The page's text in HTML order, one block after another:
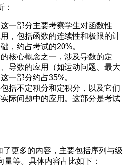
：
这一部分主要考察学生对函数性
，包括函数的连续性和极限的计
，约占考试的20%。
的核心概念之一，涉及导数的定
导数的应用（如运动问题、最大
一部分约占35%。
括不定积分和定积分，以及它们
际问题中的应用。这部分是考试
更多的内容，主要包括序列与级
等。具体内容占比如下：